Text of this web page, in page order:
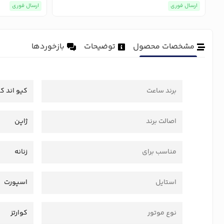
ارسال فوری ارسال فوری
مشخصات محصول توضیحات بازخوردها
برند ساعت کیو اند
اصالت برند ژاپن
مناسب برای زنانه
استایل اسپورت
نوع موتور کوارتز